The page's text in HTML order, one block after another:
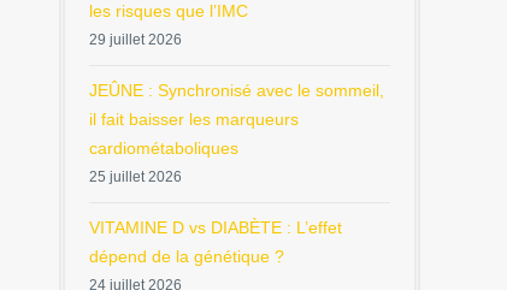
les risques que l’IMC
29 juillet 2026
JEÛNE : Synchronisé avec le sommeil,
il fait baisser les marqueurs
cardiométaboliques
25 juillet 2026
VITAMINE D vs DIABÈTE : L’effet
dépend de la génétique ?
24 juillet 2026